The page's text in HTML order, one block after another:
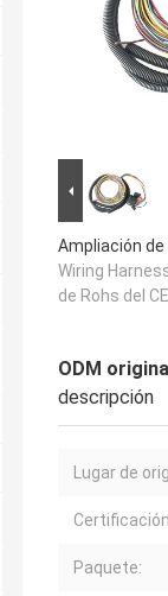
Ampliación de
Wiring
de Rohs del CE
ODM
descripción
Lugar de
Paquete: